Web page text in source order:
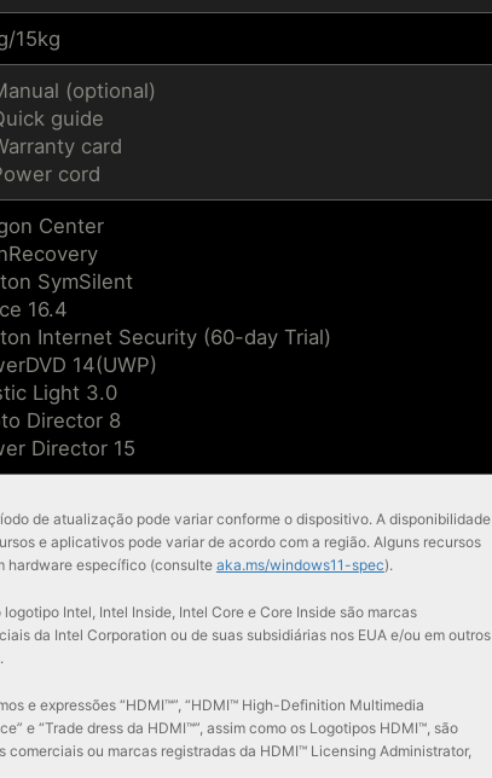
15kg
(optional)
guide
card
cord
Center
SymSilent
16.4
Internet Security (60-day Trial)
14(UWP)
Light 3.0
Director 8
Director 15
de atualização pode variar conforme o dispositivo. A disponibilidade
e aplicativos pode variar de acordo com a região. Alguns recursos
hardware específico (consulte aka.ms/windows11-spec).
logotipo Intel, Intel Inside, Intel Core e Core Inside são marcas
da Intel Corporation ou de suas subsidiárias nos EUA e/ou em outros
e expressões “HDMI™”, “HDMI™ High-Definition Multimedia
e “Trade dress da HDMI™”, assim como os Logotipos HDMI™, são
comerciais ou marcas registradas da HDMI™ Licensing Administrator,